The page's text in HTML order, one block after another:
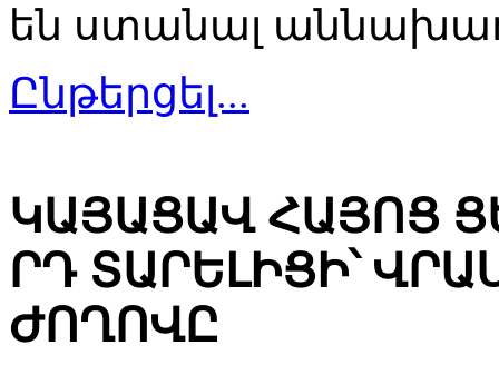
են ստանալ
Ընթերցել...
ԿԱՅԱՑԱՎ ՀԱՅՈՑ
ՐԴ ՏԱՐԵԼԻՑԻ՝
ԺՈՂՈՎԸ